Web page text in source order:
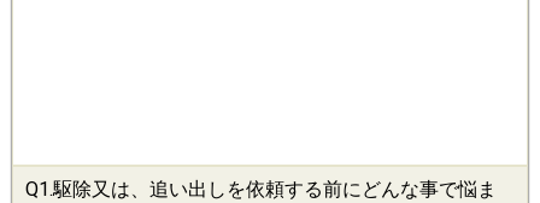
Q1.駆除又は、追い出しを依頼する前にどんな事で悩ま